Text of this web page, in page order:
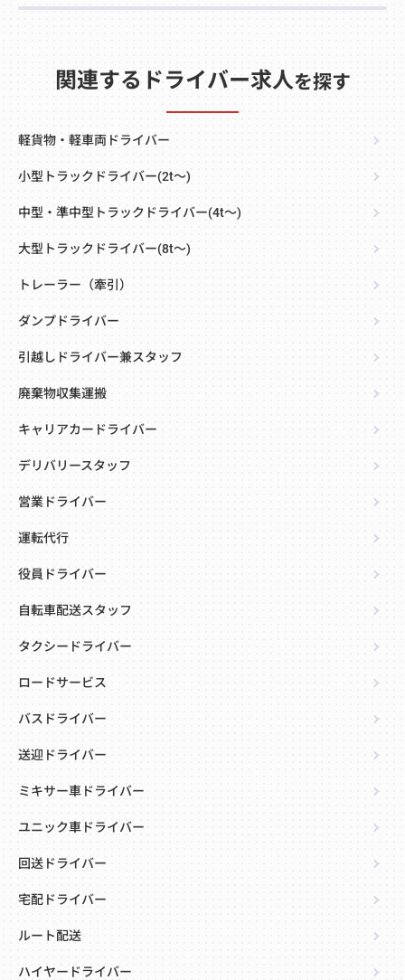
関連するドライバー求人を探す
軽貨物・軽車両ドライバー
小型トラックドライバー(2t～)
中型・準中型トラックドライバー(4t～)
大型トラックドライバー(8t～)
トレーラー（牽引）
ダンプドライバー
引越しドライバー兼スタッフ
廃棄物収集運搬
キャリアカードライバー
デリバリースタッフ
営業ドライバー
運転代行
役員ドライバー
自転車配送スタッフ
タクシードライバー
ロードサービス
バスドライバー
送迎ドライバー
ミキサー車ドライバー
ユニック車ドライバー
回送ドライバー
宅配ドライバー
ルート配送
ハイヤードライバー